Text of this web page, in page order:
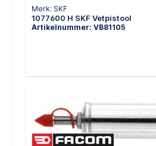
Merk: SKF
1077600 H SKF Vetpistool
Artikelnummer: VB81105